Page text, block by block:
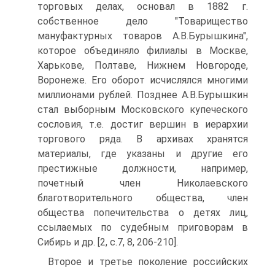
торговых делах, основал в 1882 г.
собственное дело "Товарищество
мануфактурных товаров А.В.Бурышкина",
которое объединяло филиалы в Москве,
Харькове, Полтаве, Нижнем Новгороде,
Воронеже. Его оборот исчислялся многими
миллионами рублей. Позднее А.В.Бурышкин
стал выборным Московского купеческого
сословия, т.е. достиг вершин в иерархии
торгового ряда. В архивах хранятся
материалы, где указаны и другие его
престижные должности, например,
почетный член Николаевского
благотворительного общества, член
общества попечительства о детях лиц,
ссылаемых по судебным приговорам в
Сибирь и др. [2, с.7, 8, 206-210].
Второе и третье поколение российских